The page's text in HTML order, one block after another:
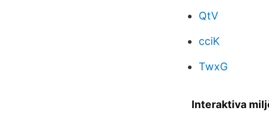
QtV
cciK
TwxG
Interaktiva